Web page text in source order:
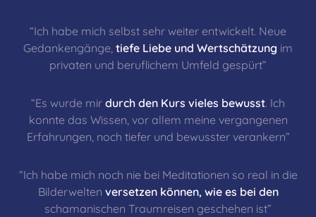
“Ich habe mich selbst sehr weiter entwickelt. Neue
Gedankengänge, tiefe Liebe und Wertschätzung im
privaten und beruflichem Umfeld gespürt”
“Es wurde mir durch den Kurs vieles bewusst. Ich
konnte das Wissen, vor allem meine vergangenen
Erfahrungen, noch tiefer und bewusster verankern”
“Ich habe mich noch nie bei Meditationen so real in die
Bilderwelten versetzen können, wie es bei den
schamanischen Traumreisen geschehen ist”